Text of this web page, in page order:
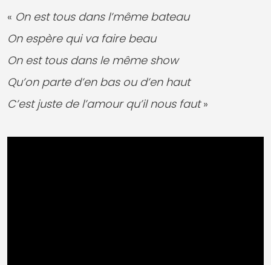
« On est tous dans l’même bateau
On espère qui va faire beau
On est tous dans le même show
Qu’on parte d’en bas ou d’en haut
C’est juste de l’amour qu’il nous faut»